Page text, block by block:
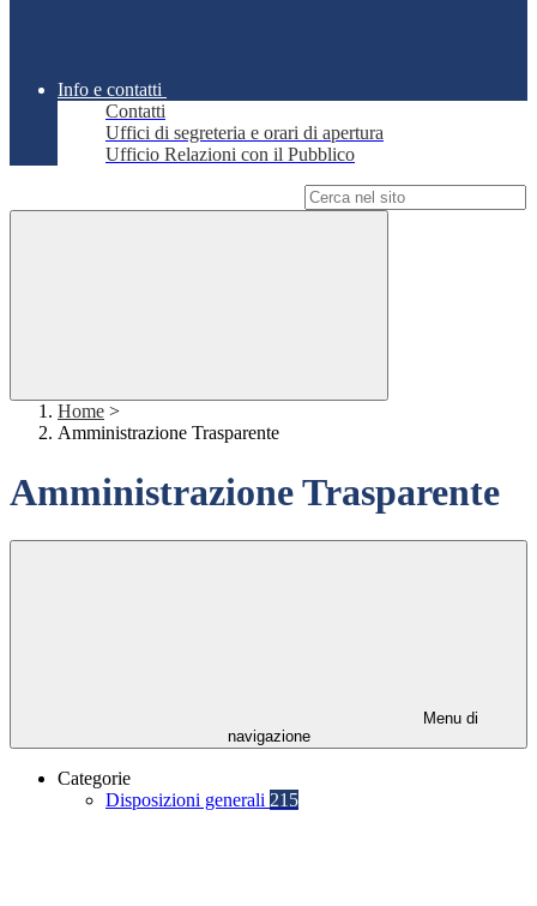
Info e contatti
Contatti
Uffici di segreteria e orari di apertura
Ufficio Relazioni con il Pubblico
Home >
Amministrazione Trasparente
Amministrazione Trasparente
Menu di
navigazione
Categorie
Disposizioni generali 215